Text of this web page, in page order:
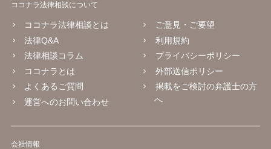
ココナラ法律相談について
ココナラ法律相談とは
法律Q&A
法律相談コラム
ココナラとは
よくあるご質問
運営へのお問い合わせ
ご意見・ご要望
利用規約
プライバシーポリシー
外部送信ポリシー
掲載をご検討の弁護士の方
へ
会社情報